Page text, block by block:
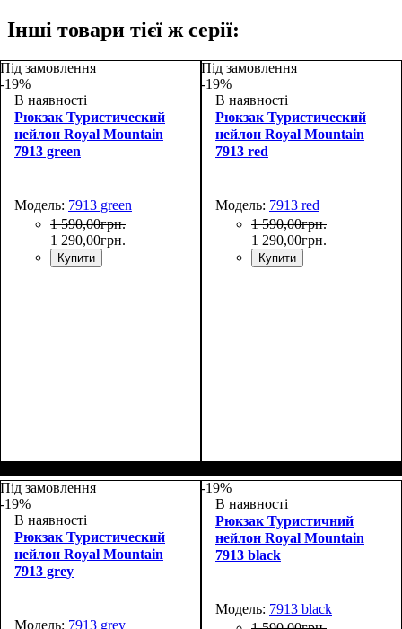
Інші товари тієї ж серії:
Під замовлення
-19%
В наявності
Рюкзак Туристический
нейлон Royal Mountain
7913 green
Модель: 7913 green
1 590,00грн.
1 290,00грн.
Купити
Під замовлення
-19%
В наявності
Рюкзак Туристический
нейлон Royal Mountain
7913 red
Модель: 7913 red
1 590,00грн.
1 290,00грн.
Купити
Під замовлення
-19%
В наявності
Рюкзак Туристический
нейлон Royal Mountain
7913 grey
Модель: 7913 grey
-19%
В наявності
Рюкзак Туристичний
нейлон Royal Mountain
7913 black
Модель: 7913 black